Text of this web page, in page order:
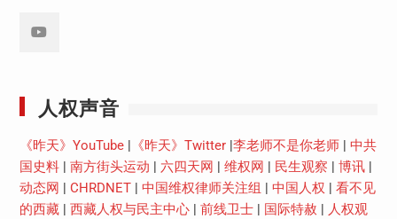
人权声音
《昨天》YouTube| 《昨天》Twitter| 李老师不是你老师| 中共
国史料| 南方街头运动 六四天网 维权网 民生观察 博讯|
动态网
CHRDNET| 中国维权律师关注组 中国人权
看不见
的西藏| 西藏人权与民主中心| 前线卫士| 国际特赦
人权观